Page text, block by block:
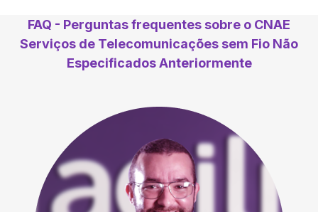
FAQ - Perguntas frequentes sobre o CNAE
Serviços de Telecomunicações sem Fio Não
Especificados Anteriormente